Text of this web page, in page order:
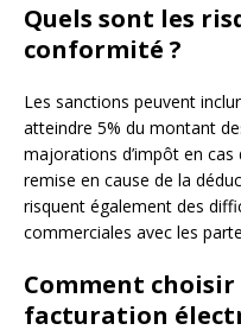
Quels sont les
conformité ?
Les sanctions peuvent
atteindre 5% du montant
majorations d’impôt en
remise en cause de la
risquent également des
commerciales avec les
Comment
facturation